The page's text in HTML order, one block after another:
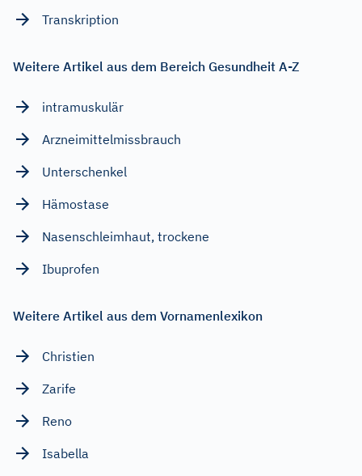
Transkription
Weitere Artikel aus dem Bereich Gesundheit A-Z
intramuskulär
Arzneimittelmissbrauch
Unterschenkel
Hämostase
Nasenschleimhaut, trockene
Ibuprofen
Weitere Artikel aus dem Vornamenlexikon
Christien
Zarife
Reno
Isabella